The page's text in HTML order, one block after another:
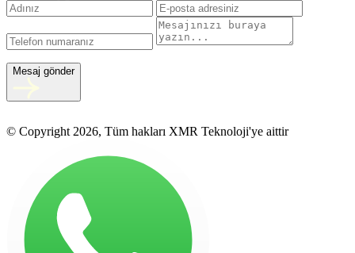
Mesaj gönder
© Copyright 2026, Tüm hakları XMR Teknoloji'ye aittir